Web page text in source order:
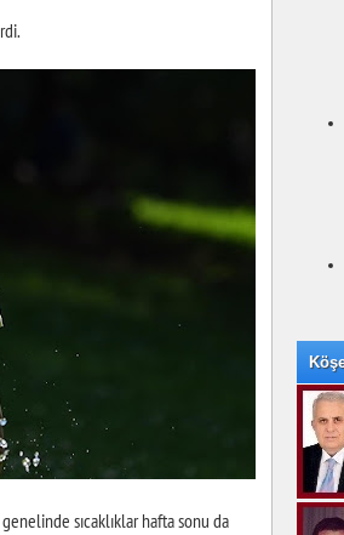
sıcaklıklar hafta sonu da